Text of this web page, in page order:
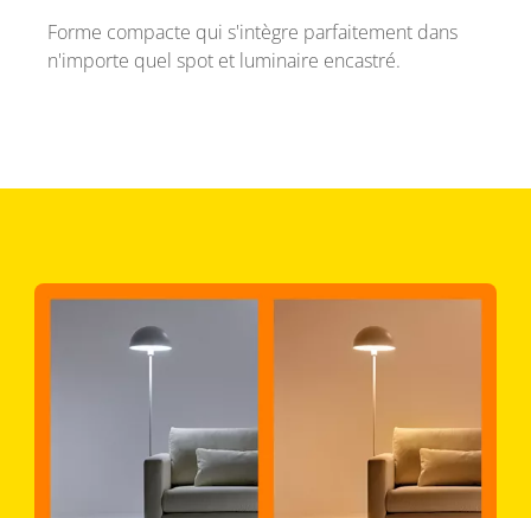
Forme compacte qui s'intègre parfaitement dans
n'importe quel spot et luminaire encastré.